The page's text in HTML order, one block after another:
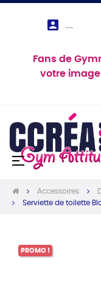

Fans de
votre
Basculer
☰
Accessoires
Serviette de toilette
PROMO !